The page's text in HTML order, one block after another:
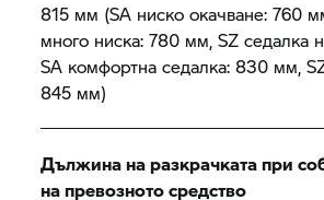
815 мм (SA ниско окачване: 760
много ниска: 780 мм, SZ седалка
SA комфортна седалка: 830 мм,
845 мм)
Дължина на разкрачката при
на превозното средство